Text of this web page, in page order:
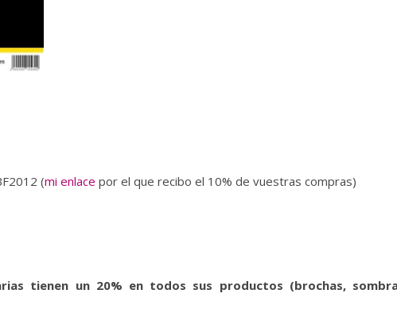
(mi enlace por el que recibo el 10% de vuestras compras)
tienen un 20% en todos sus productos (brochas,